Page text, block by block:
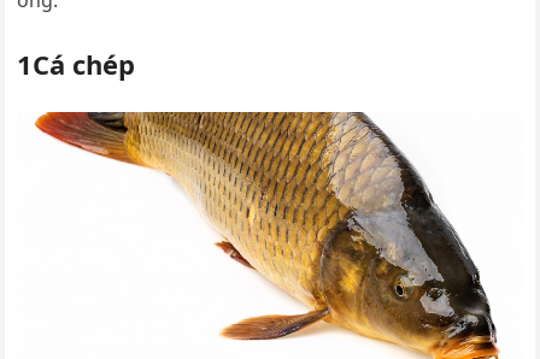
1Cá chép